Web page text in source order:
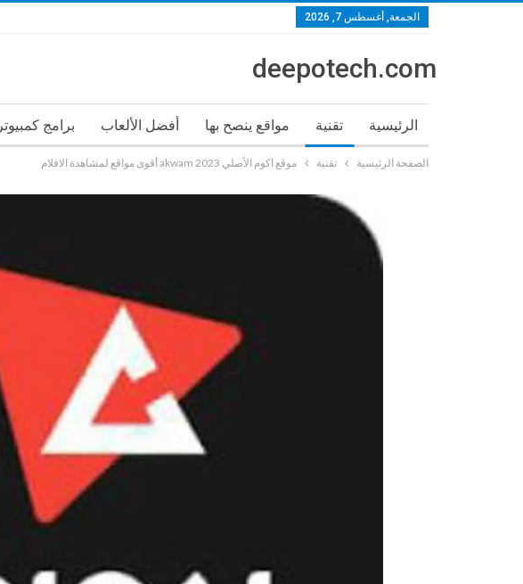
الجمعة, أغسطس 7, 2026
deepotech.com
الرئيسية تقنية مواقع ينصح بها أفضل الألعاب برامج كمبيوتر
الصفحة الرئيسية تقنية موقع اكوم الأصلي 2023 akwam أقوى مواقع لمشاهدة الافلام